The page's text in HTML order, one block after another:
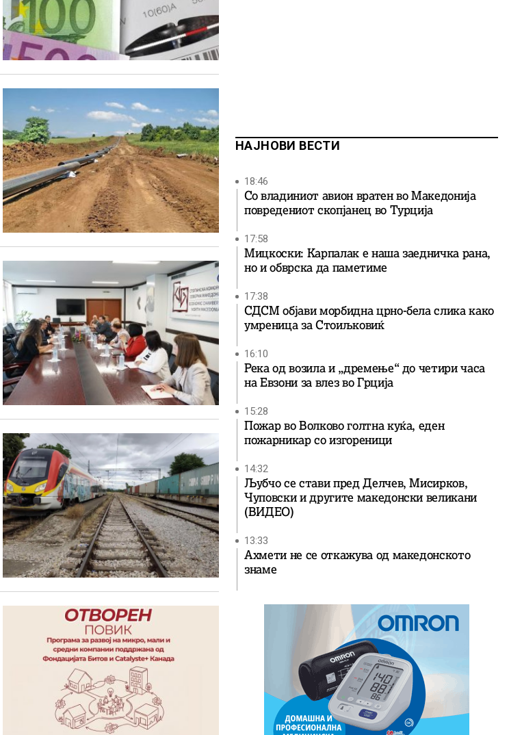
НАЈНОВИ ВЕСТИ
18:46
Со владиниот авион вратен во Македонија
повредениот скопјанец во Турција
17:58
Мицкоски: Карпалак е наша заедничка рана,
но и обврска да паметиме
17:38
СДСМ објави морбидна црно-бела слика како
умреница за Стоиљковиќ
16:10
Река од возила и „дремење“ до четири часа
на Евзони за влез во Грција
15:28
Пожар во Волково голтна куќа, еден
пожарникар со изгореници
14:32
Љубчо се стави пред Делчев, Мисирков,
Чуповски и другите македонски великани
(ВИДЕО)
13:33
Ахмети не се откажува од македонското
знаме